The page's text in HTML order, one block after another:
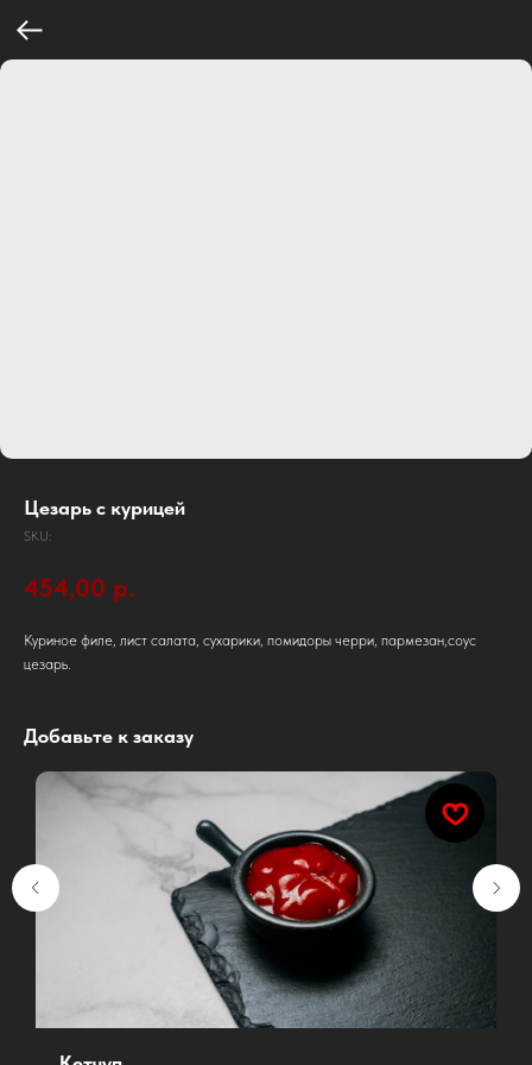
Цезарь с курицей
SKU:
454,00 р.
Куриное филе, лист салата, сухарики, помидоры черри, пармезан,соус
цезарь.
Добавьте к заказу